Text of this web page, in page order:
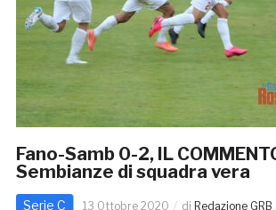
Fano-Samb 0-2, IL
Sembianze di squadra vera
Serie C 13 Ottobre 2020 di Redazione GRB